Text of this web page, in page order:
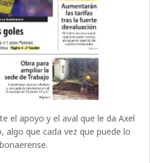
el apoyo y el aval que le da Axel
algo que cada vez que puede lo